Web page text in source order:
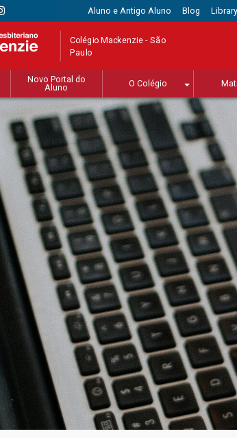
Aluno e Antigo Aluno Blog Library
Colégio Mackenzie - São
Paulo
Novo Portal do
Aluno
O Colégio